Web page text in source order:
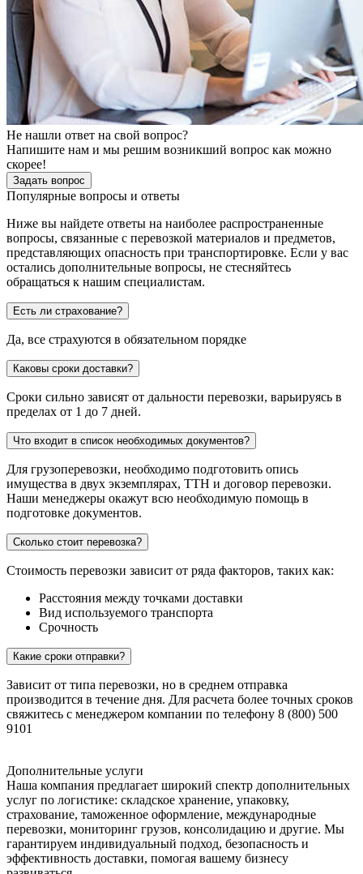
Не нашли ответ на свой вопрос?
Напишите нам и мы решим возникший вопрос как можно
скорее!
Задать вопрос
Популярные вопросы и ответы
Ниже вы найдете ответы на наиболее распространенные
вопросы, связанные с перевозкой материалов и предметов,
представляющих опасность при транспортировке. Если у вас
остались дополнительные вопросы, не стесняйтесь
обращаться к нашим специалистам.
Есть ли страхование?
Да, все страхуются в обязательном порядке
Каковы сроки доставки?
Сроки сильно зависят от дальности перевозки, варьируясь в
пределах от 1 до 7 дней.
Что входит в список необходимых документов?
Для грузоперевозки, необходимо подготовить опись
имущества в двух экземплярах, ТТН и договор перевозки.
Наши менеджеры окажут всю необходимую помощь в
подготовке документов.
Сколько стоит перевозка?
Стоимость перевозки зависит от ряда факторов, таких как:
Расстояния между точками доставки
Вид используемого транспорта
Срочность
Какие сроки отправки?
Зависит от типа перевозки, но в среднем отправка
производится в течение дня. Для расчета более точных сроков
свяжитесь с менеджером компании по телефону 8 (800) 500
9101
Дополнительные услуги
Наша компания предлагает широкий спектр дополнительных
услуг по логистике: складское хранение, упаковку,
страхование, таможенное оформление, международные
перевозки, мониторинг грузов, консолидацию и другие. Мы
гарантируем индивидуальный подход, безопасность и
эффективность доставки, помогая вашему бизнесу